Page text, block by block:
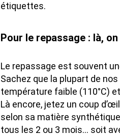
étiquettes.
Pour le repassage : là,
Le repassage est souvent
Sachez que la plupart de
température faible (110°C)
Là encore, jetez un coup
selon sa matière
tous les 2 ou 3 mois… soit